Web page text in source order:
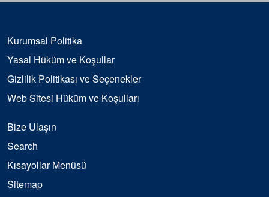
Kurumsal Politika
Yasal Hüküm ve Koşullar
Gizlilik Politikası ve Seçenekler
Web Sitesi Hüküm ve Koşulları
Bize Ulaşın
Search
Kısayollar Menüsü
Sitemap